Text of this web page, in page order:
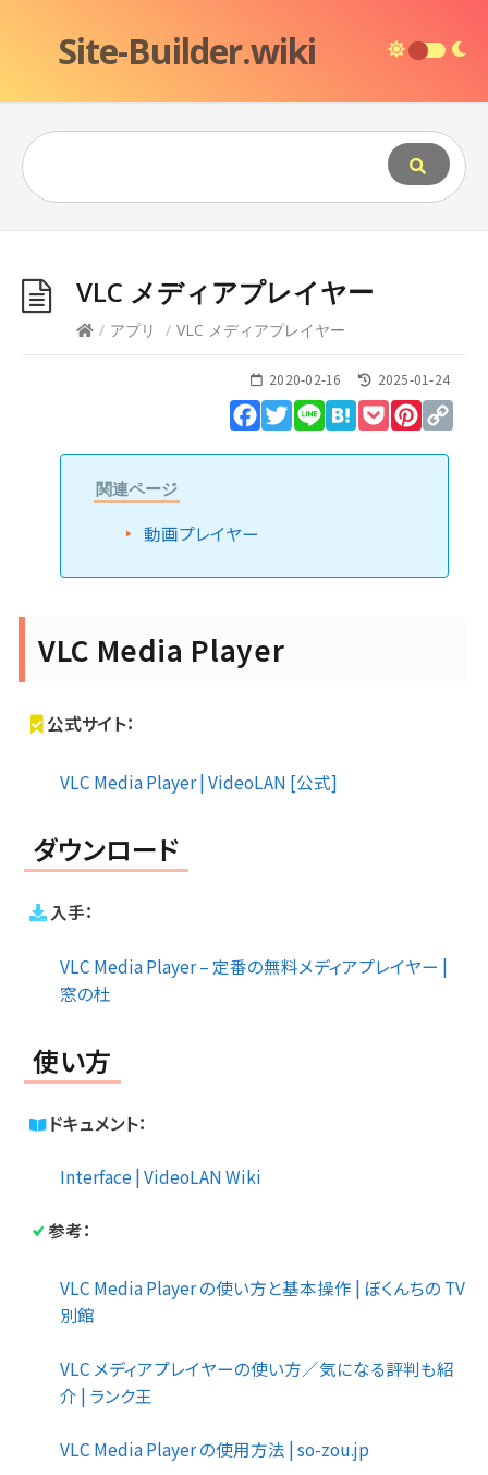
Site-Builder.wiki
VLC メディアプレイヤー
/ アプリ / VLC メディアプレイヤー
2020-02-16 2025-01-24
Facebook
Twitter
Line HatenaPocket
関連ページ
動画プレイヤー
VLC Media Player
公式サイト：
VLC Media Player | VideoLAN [公式]
ダウンロード
入手：
VLC Media Player – 定番の無料メディアプレイヤー |
窓の杜
使い方
ドキュメント：
Interface | VideoLAN Wiki
参考：
VLC Media Player の使い方と基本操作 | ぼくんちの TV
別館
VLC メディアプレイヤーの使い方／気になる評判も紹
介 | ランク王
VLC Media Player の使用方法 | so-zou.jp